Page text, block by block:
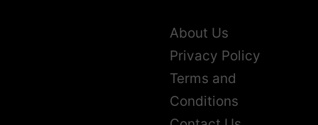
About Us
Privacy Policy
Terms and
Conditions